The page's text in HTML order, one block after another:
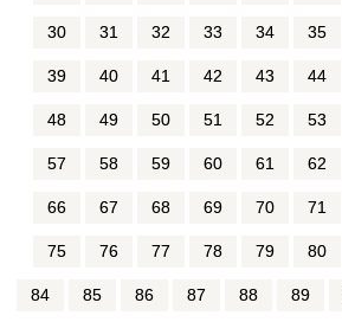
30 31 32 33 34 35
39 40 41 42 43 44
48 49 50 51 52 53
57 58 59 60 61 62
66 67 68 69 70 71
75 76 77 78 79 80
84 85 86 87 88 89